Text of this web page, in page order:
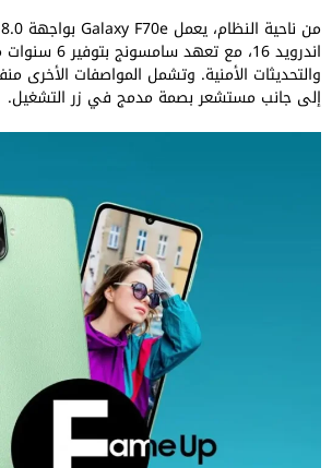
اندرويد 16، مع
إلى جانب مستشعر بصمة مدمج في زر التشغيل.